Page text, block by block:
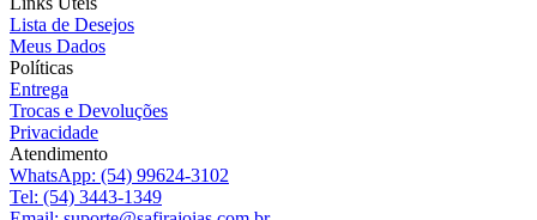
Lista de Desejos
Meus Dados
Políticas
Entrega
Trocas e Devoluções
Privacidade
Atendimento
WhatsApp: (54) 99624-3102
Tel: (54) 3443-1349